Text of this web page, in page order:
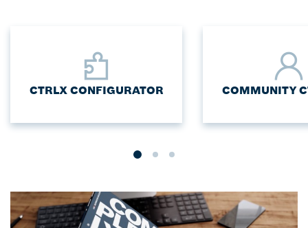
CTRLX CONFIGURATOR COMMUNITY